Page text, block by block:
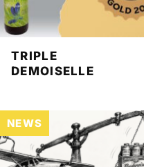
TRIPLE
DEMOISELLE
NEWS